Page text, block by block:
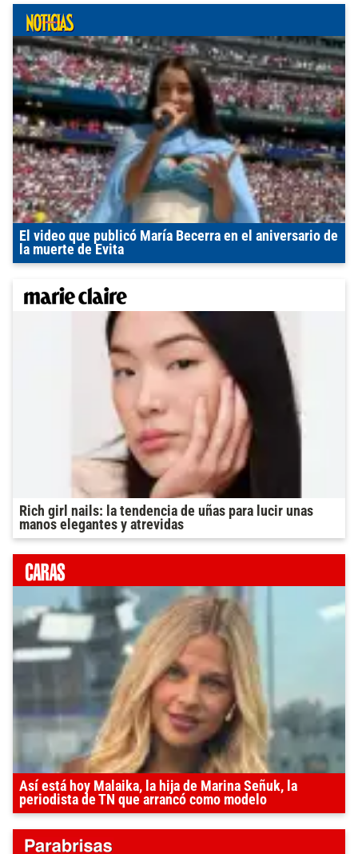
El video que publicó María Becerra en el aniversario de
la muerte de Evita
Rich girl nails: la tendencia de uñas para lucir unas
manos elegantes y atrevidas
Así está hoy Malaika, la hija de Marina Señuk, la
periodista de TN que arrancó como modelo